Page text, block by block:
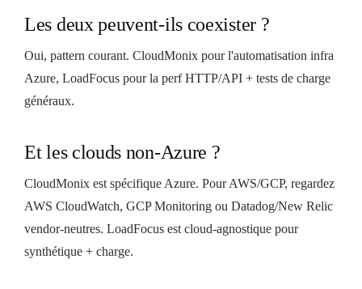
Les deux peuvent-ils coexister ?
Oui, pattern courant. CloudMonix pour l'automatisation infra
Azure, LoadFocus pour la perf HTTP/API + tests de charge
généraux.
Et les clouds non-Azure ?
CloudMonix est spécifique Azure. Pour AWS/GCP, regardez
AWS CloudWatch, GCP Monitoring ou Datadog/New Relic
vendor-neutres. LoadFocus est cloud-agnostique pour
synthétique + charge.